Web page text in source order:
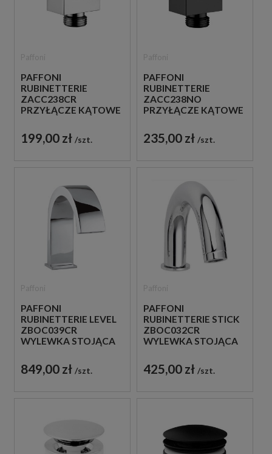
PAFFONI
RUBINETTERIE
ZACC238CR
PRZYŁĄCZE KĄTOWE
199,00 zł szt.
PAFFONI
RUBINETTERIE
ZACC238NO
PRZYŁĄCZE KĄTOWE
235,00 zł szt.
PAFFONI
RUBINETTERIE LEVEL
ZBOC039CR
WYLEWKA STOJĄCA
849,00 zł szt.
PAFFONI
RUBINETTERIE STICK
ZBOC032CR
WYLEWKA STOJĄCA
425,00 zł szt.